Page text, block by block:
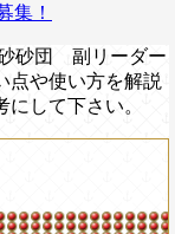
集！
砂砂団 副リーダー
点や使い方を解説
して下さい。